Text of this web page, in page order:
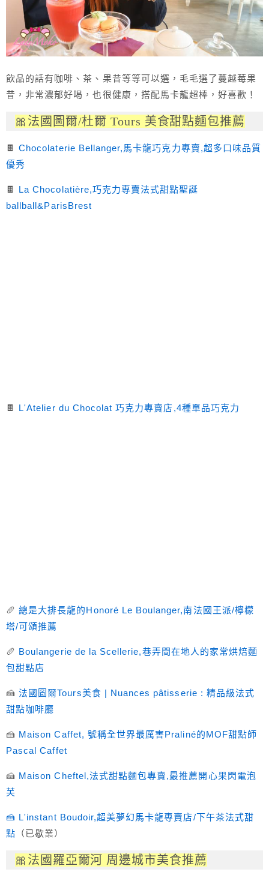
飲品的話有咖啡、茶、果昔等等可以選，毛毛選了蔓越莓果
昔，非常濃郁好喝，也很健康，搭配馬卡龍超棒，好喜歡！
🎀法國圖爾/杜爾 Tours 美食甜點麵包推薦
🍫Chocolaterie Bellanger,馬卡龍巧克力專賣,超多口味品質
優秀
🍫 La Chocolatière,巧克力專賣法式甜點聖誕
ballball&ParisBrest
🍫 L'Atelier du Chocolat 巧克力專賣店,4種單品巧克力
🥖總是大排長龍的Honoré Le Boulanger,南法國王派/檸檬
塔/可頌推薦
🥖 Boulangerie de la Scellerie,巷弄間在地人的家常烘焙麵
包甜點店
🍰法國圖爾Tours美食 | Nuances pâtisserie : 精品級法式
甜點咖啡廳
🍰 Maison Caffet, 號稱全世界最厲害Praliné的MOF甜點師
Pascal Caffet
🍰 Maison Cheftel,法式甜點麵包專賣,最推薦開心果閃電泡
芙
🍰 L'instant Boudoir,超美夢幻馬卡龍專賣店/下午茶法式甜
點 （已歇業）
🎀法國羅亞爾河 周邊城市美食推薦